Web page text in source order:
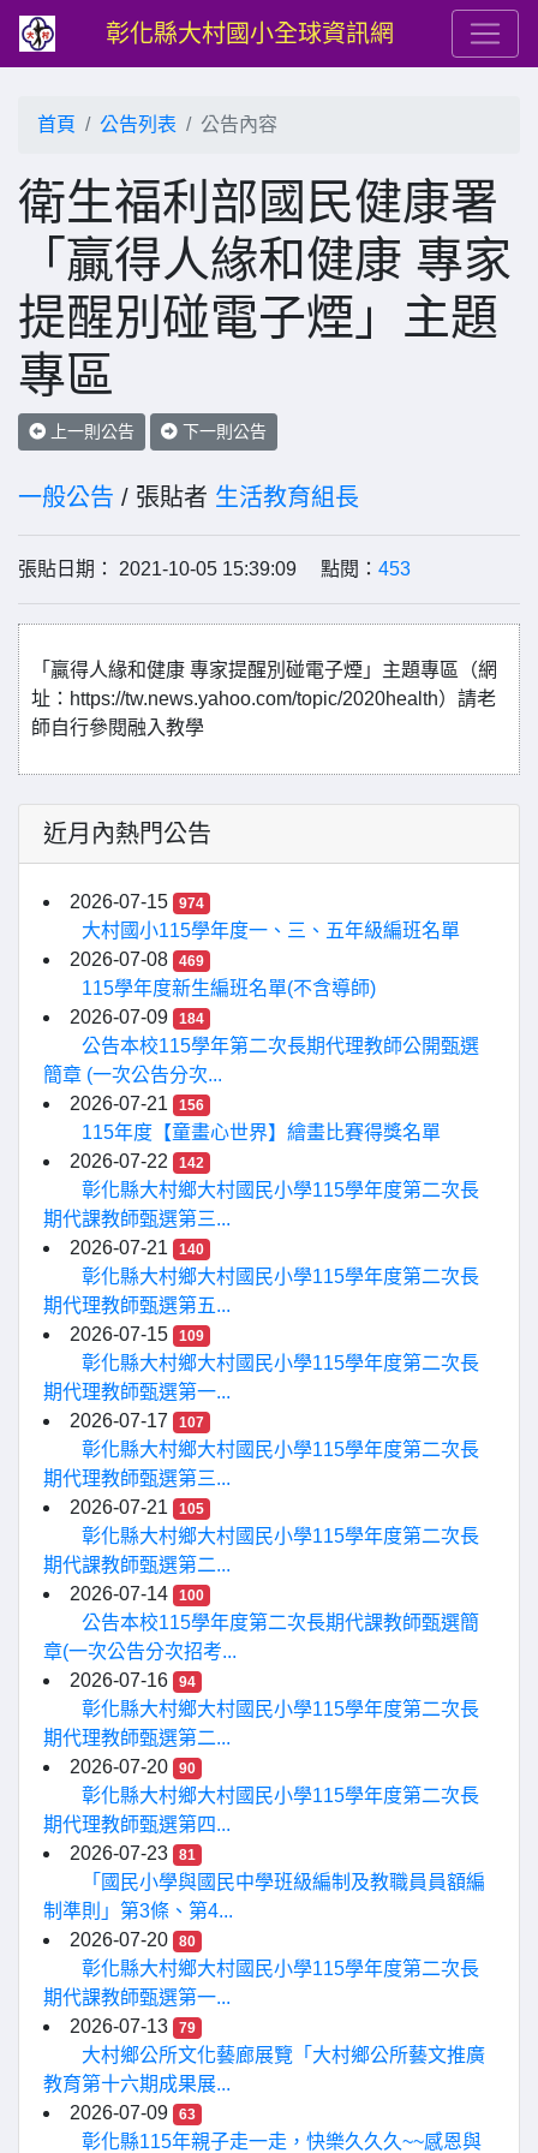
彰化縣大村國小全球資訊網
首頁 公告列表 公告內容
衛生福利部國民健康署
「贏得人緣和健康 專家
提醒別碰電子煙」主題
專區
上一則公告 下一則公告
一般公告 / 張貼者 生活教育組長
張貼日期： 2021-10-05 15:39:09 點閱： 453
「贏得人緣和健康 專家提醒別碰電子煙」主題專區（網
址：https://tw.news.yahoo.com/topic/2020health）請老
師自行參閱融入教學
近月內熱門公告
2026-07-15 974
大村國小115學年度一、三、五年級編班名單
2026-07-08
469
115學年度新生編班名單(不含導師)
2026-07-09
184
公告本校115學年第二次長期代理教師公開甄選
簡章 (一次公告分次...
2026-07-21
156
115年度【童畫心世界】繪畫比賽得獎名單
2026-07-22
142
彰化縣大村鄉大村國民小學115學年度第二次長
期代課教師甄選第三...
2026-07-21
140
彰化縣大村鄉大村國民小學115學年度第二次長
期代理教師甄選第五...
2026-07-15
109
彰化縣大村鄉大村國民小學115學年度第二次長
期代理教師甄選第一...
2026-07-17
107
彰化縣大村鄉大村國民小學115學年度第二次長
期代理教師甄選第三...
2026-07-21
105
彰化縣大村鄉大村國民小學115學年度第二次長
期代課教師甄選第二...
2026-07-14
100
公告本校115學年度第二次長期代課教師甄選簡
章(一次公告分次招考...
2026-07-16
94
彰化縣大村鄉大村國民小學115學年度第二次長
期代理教師甄選第二...
2026-07-20
90
彰化縣大村鄉大村國民小學115學年度第二次長
期代理教師甄選第四...
2026-07-23
81
「國民小學與國民中學班級編制及教職員員額編
制準則」第3條、第4...
2026-07-20
80
彰化縣大村鄉大村國民小學115學年度第二次長
期代課教師甄選第一...
2026-07-13
79
大村鄉公所文化藝廊展覽「大村鄉公所藝文推廣
教育第十六期成果展...
2026-07-09
63
彰化縣115年親子走一走，快樂久久久~~感恩與